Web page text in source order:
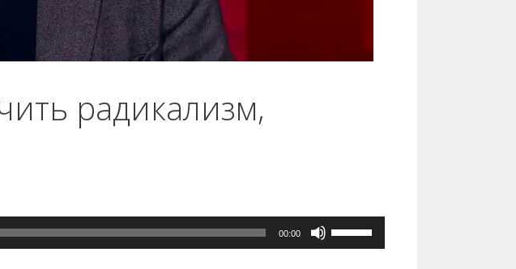
радикализм,
00:00
Используйте
клавиши